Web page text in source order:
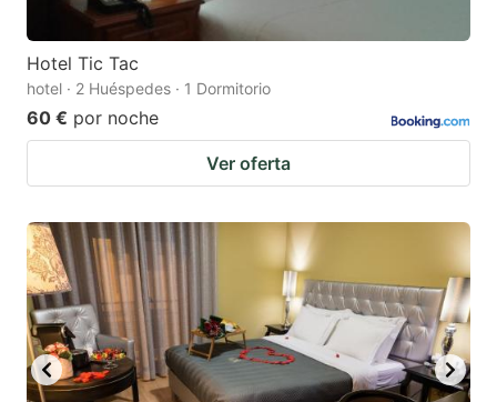
Hotel Tic Tac
hotel · 2 Huéspedes · 1 Dormitorio
60 € por noche
Ver oferta